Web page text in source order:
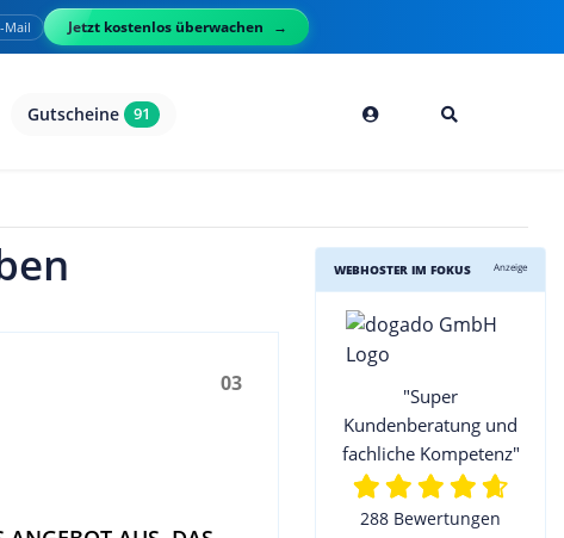
Mail Jetzt kostenlos überwachen
Gutscheine 91
03
WEBHOSTER IM FOKUS Anzeige
"Super
Kundenberatung und
fachliche Kompetenz"
288 Bewertungen